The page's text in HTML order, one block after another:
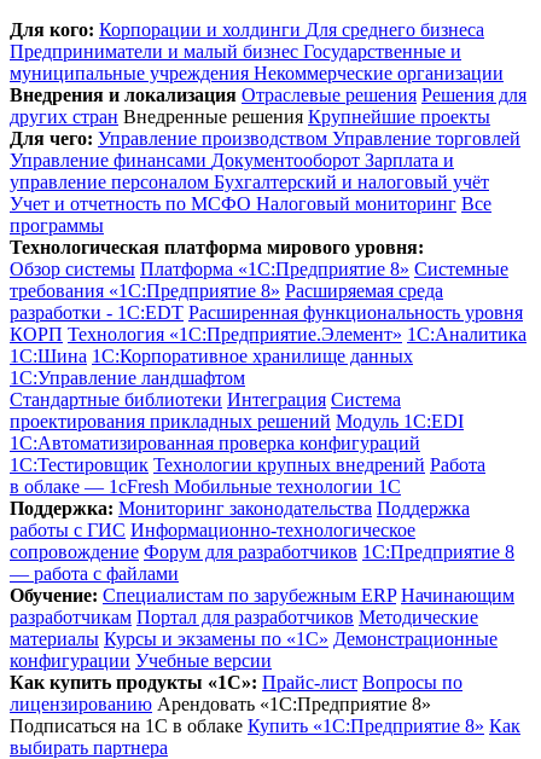
Для кого: Корпорации и холдинги Для среднего бизнеса
Предприниматели и малый бизнес Государственные и
муниципальные учреждения Некоммерческие организации
Внедрения и локализация Отраслевые решения Решения для
других стран Внедренные решения Крупнейшие проекты
Для чего: Управление производством Управление торговлей
Управление финансами Документооборот Зарплата и
управление персоналом Бухгалтерский и налоговый учёт
Учет и отчетность по МСФО Налоговый мониторинг Все
программы
Технологическая платформа мирового уровня:
Обзор системы Платформа «1С:Предприятие 8» Системные
требования «1С:Предприятие 8» Расширяемая среда
разработки - 1C:EDT Расширенная функциональность уровня
КОРП Технология «1С:Предприятие.Элемент» 1C:Аналитика
1С:Шина 1С:Корпоративное хранилище данных
1С:Управление ландшафтом
Стандартные библиотеки Интеграция Система
проектирования прикладных решений Модуль 1C:EDI
1С:Автоматизированная проверка конфигураций
1С:Тестировщик Технологии крупных внедрений Работа
в облаке — 1cFresh Мобильные технологии 1С
Поддержка: Мониторинг законодательства Поддержка
работы с ГИС Информационно-технологическое
сопровождение Форум для разработчиков 1С:Предприятие 8
— работа с файлами
Обучение: Cпециалистам по зарубежным ERP Начинающим
разработчикам Портал для разработчиков Методические
материалы Курсы и экзамены по «1С» Демонстрационные
конфигурации Учебные версии
Как купить продукты «1С»: Прайс-лист Вопросы по
лицензированию Арендовать «1С:Предприятие 8»
Подписаться на 1С в облаке Купить «1С:Предприятие 8» Как
выбирать партнера